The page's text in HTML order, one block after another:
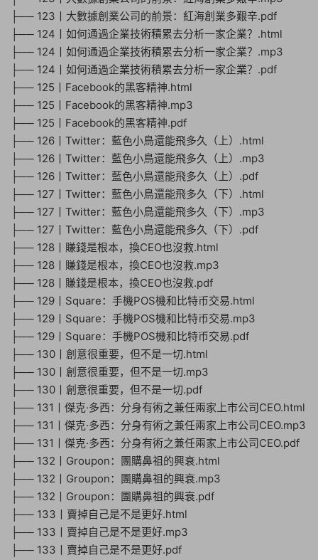
├── 123丨大數據創業公司的前景：紅海創業多艱辛.pdf
├── 124丨如何通過企業技術積累去分析一家企業？.html
├── 124丨如何通過企業技術積累去分析一家企業？.mp3
├── 124丨如何通過企業技術積累去分析一家企業？.pdf
├── 125丨Facebook的黑客精神.html
├── 125丨Facebook的黑客精神.mp3
├── 125丨Facebook的黑客精神.pdf
├── 126丨Twitter：藍色小鳥還能飛多久（上）.html
├── 126丨Twitter：藍色小鳥還能飛多久（上）.mp3
├── 126丨Twitter：藍色小鳥還能飛多久（上）.pdf
├── 127丨Twitter：藍色小鳥還能飛多久（下）.html
├── 127丨Twitter：藍色小鳥還能飛多久（下）.mp3
├── 127丨Twitter：藍色小鳥還能飛多久（下）.pdf
├── 128丨賺錢是根本，換CEO也沒救.html
├── 128丨賺錢是根本，換CEO也沒救.mp3
├── 128丨賺錢是根本，換CEO也沒救.pdf
├── 129丨Square：手機POS機和比特币交易.html
├── 129丨Square：手機POS機和比特币交易.mp3
├── 129丨Square：手機POS機和比特币交易.pdf
├── 130丨創意很重要，但不是一切.html
├── 130丨創意很重要，但不是一切.mp3
├── 130丨創意很重要，但不是一切.pdf
├── 131丨傑克·多西：分身有術之兼任兩家上市公司CEO.html
├── 131丨傑克·多西：分身有術之兼任兩家上市公司CEO.mp3
├── 131丨傑克·多西：分身有術之兼任兩家上市公司CEO.pdf
├── 132丨Groupon：團購鼻祖的興衰.html
├── 132丨Groupon：團購鼻祖的興衰.mp3
├── 132丨Groupon：團購鼻祖的興衰.pdf
├── 133丨賣掉自己是不是更好.html
├── 133丨賣掉自己是不是更好.mp3
├── 133丨賣掉自己是不是更好.pdf